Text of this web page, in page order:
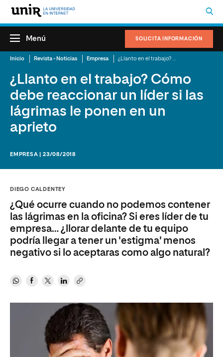
SOLICITA INFORMACIÓN
Menú
Inicio Revista - Noticias Empresa
¿Llanto en el trabajo? Cómo
debe reaccionar un líder si las
lágrimas le ponen en un
aprieto
EMPRESA | 23/08/2018
DIEGO CALDENTEY
¿Qué ocurre cuando no podemos contener
las lágrimas en la oficina? Si eres líder de tu
empresa… ¿llorar delante de tu equipo
podría llegar a tener un 'estigma' menos
negativo si lo aceptaras como algo natural?